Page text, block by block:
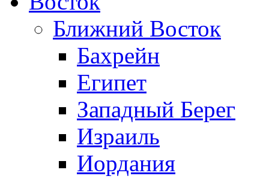
Ближний Восток
Бахрейн
Египет
Западный Берег
Израиль
Иордания